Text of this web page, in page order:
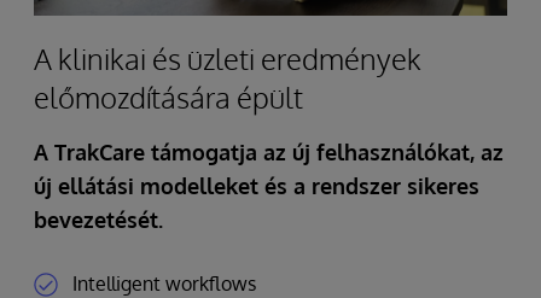
A klinikai és üzleti eredmények
előmozdítására épült
A TrakCare támogatja az új felhasználókat, az
új ellátási modelleket és a rendszer sikeres
bevezetését.
Intelligent workflows